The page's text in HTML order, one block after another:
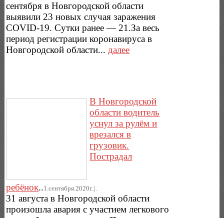
сентября в Новгородской области
выявили 23 новых случая заражения
COVID-19. Сутки ранее — 21.За весь
период регистрации коронавируса в
Новгородской области... далее
В Новгородской
области водитель
уснул за рулём и
врезался в
грузовик.
Пострадал
ребёнок..1.сентября.2020г..|.
31 августа в Новгородской области
произошла авария с участием легкового